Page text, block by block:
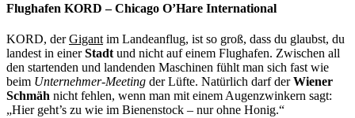
Flughafen KORD – Chicago O’Hare International
KORD, derGigant im Landeanflug, ist so groß, dass du glaubst, du
landest in einerStadt und nicht auf einem Flughafen. Zwischen all
den startenden und landenden Maschinen fühlt man sich fast wie
beim Unternehmer-Meeting der Lüfte. Natürlich darf derWiener
Schmäh nicht fehlen, wenn man mit einem Augenzwinkern sagt:
„Hier geht’s zu wie im Bienenstock – nur ohne Honig.“